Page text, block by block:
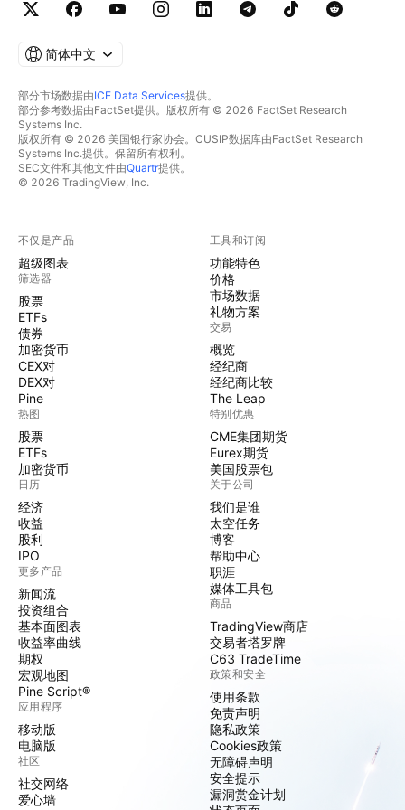
简体中文
部分市场数据由ICE Data Services提供。
部分参考数据由FactSet提供。版权所有 © 2026 FactSet Research
Systems Inc.
版权所有 © 2026 美国银行家协会。CUSIP数据库由FactSet Research
Systems Inc.提供。保留所有权利。
SEC文件和其他文件由Quartr提供。
© 2026 TradingView, Inc.
不仅是产品
超级图表
筛选器
股票
ETFs
债券
加密货币
CEX对
DEX对
Pine
热图
股票
ETFs
加密货币
日历
经济
收益
股利
IPO
更多产品
新闻流
投资组合
基本面图表
收益率曲线
期权
宏观地图
Pine Script®
应用程序
移动版
电脑版
社区
社交网络
爱心墙
工具和订阅
功能特色
价格
市场数据
礼物方案
交易
概览
经纪商
经纪商比较
The Leap
特别优惠
CME集团期货
Eurex期货
美国股票包
关于公司
我们是谁
太空任务
博客
帮助中心
职涯
媒体工具包
商品
TradingView商店
交易者塔罗牌
C63 TradeTime
政策和安全
使用条款
免责声明
隐私政策
Cookies政策
无障碍声明
安全提示
漏洞赏金计划